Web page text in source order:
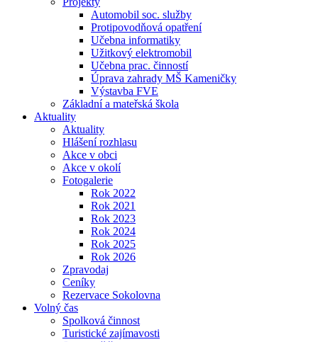
Automobil soc. služby
Protipovodňová opatření
Učebna informatiky
Užitkový elektromobil
Učebna prac. činností
Úprava zahrady MŠ Kameničky
Výstavba FVE
Základní a mateřská škola
Aktuality
Aktuality
Hlášení rozhlasu
Akce v obci
Akce v okolí
Fotogalerie
Rok 2022
Rok 2021
Rok 2023
Rok 2024
Rok 2025
Rok 2026
Zpravodaj
Ceníky
Rezervace Sokolovna
Volný čas
Spolková činnost
Turistické zajímavosti